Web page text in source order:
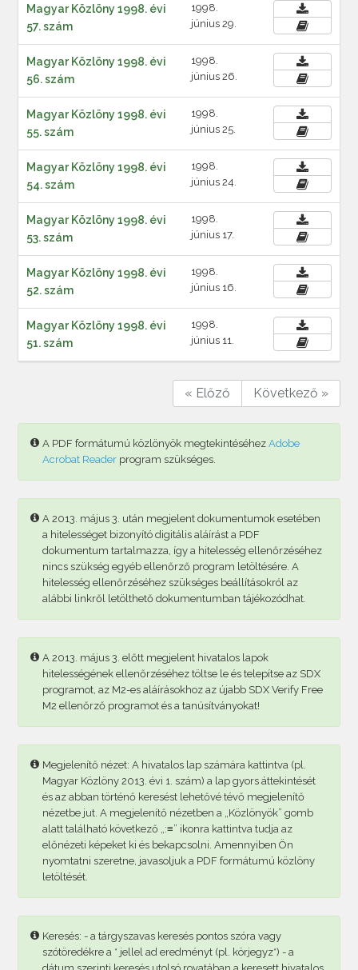
Magyar Közlöny 1998. évi
57. szám
1998.
június 29.
Magyar Közlöny 1998. évi
56. szám
1998.
június 26.
Magyar Közlöny 1998. évi
55. szám
1998.
június 25.
Magyar Közlöny 1998. évi
54. szám
1998.
június 24.
Magyar Közlöny 1998. évi
53. szám
1998.
június 17.
Magyar Közlöny 1998. évi
52. szám
1998.
június 16.
Magyar Közlöny 1998. évi
51. szám
1998.
június 11.
« Előző Következő »
A PDF formátumú közlönyök megtekintéséhezAdobe
Acrobat Reader program szükséges.
A 2013. május 3. után megjelent dokumentumok esetében
a hitelességet bizonyító digitális aláírást a PDF
dokumentum tartalmazza, így a hitelesség ellenőrzéséhez
nincs szükség egyéb ellenőrző program letöltésére. A
hitelesség ellenőrzéséhez szükséges beállításokról az
alábbi linkről letölthető dokumentumban tájékozódhat.
A 2013. május 3. előtt megjelent hivatalos lapok
hitelességének ellenőrzéséhez töltse le és telepítse az SDX
programot, az M2-es aláírásokhoz az újabb SDX Verify Free
M2 ellenőrző programot és a tanúsítványokat!
Megjelenítő nézet: A hivatalos lap számára kattintva (pl.
Magyar Közlöny 2013. évi 1. szám) a lap gyors áttekintését
és az abban történő keresést lehetővé tévő megjelenítő
nézetbe jut. A megjelenítő nézetben a „Közlönyök” gomb
alatt található következő „:≡” ikonra kattintva tudja az
előnézeti képeket ki és bekapcsolni. Amennyiben Ön
nyomtatni szeretne, javasoljuk a PDF formátumú közlöny
letöltését.
Keresés: - a tárgyszavas keresés pontos szóra vagy
szótöredékre a * jellel ad eredményt (pl. körjegyz*) - a